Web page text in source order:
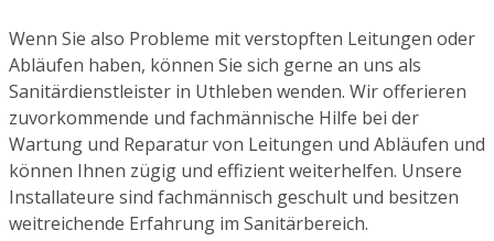
Wenn Sie also Probleme mit verstopften Leitungen oder
Abläufen haben, können Sie sich gerne an uns als
Sanitärdienstleister in Uthleben wenden. Wir offerieren
zuvorkommende und fachmännische Hilfe bei der
Wartung und Reparatur von Leitungen und Abläufen und
können Ihnen zügig und effizient weiterhelfen. Unsere
Installateure sind fachmännisch geschult und besitzen
weitreichende Erfahrung im Sanitärbereich.